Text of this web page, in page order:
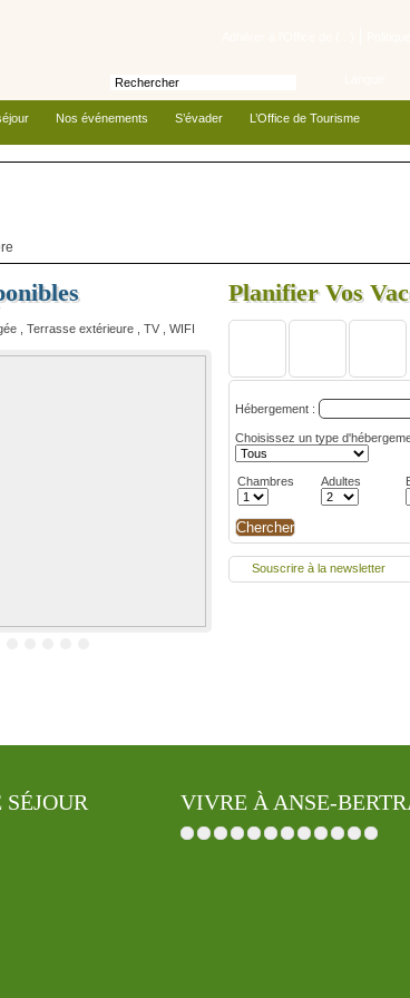
Nos événements S’évader L’Office de Tourisme
, Terrasse extérieure , TV , WIFI
Planifier Vos
Hébergement :
Choisissez un type
Chambres Adultes
Souscrire à la newsletter
SÉJOUR VIVRE À ANSE-